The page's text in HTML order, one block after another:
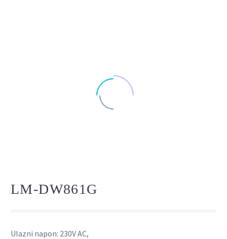
LM-DW861G
Ulazni napon: 230V AC,